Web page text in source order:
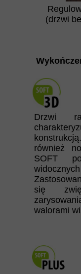
(drzwi
Drzwi
również
SOFT
się
walorami